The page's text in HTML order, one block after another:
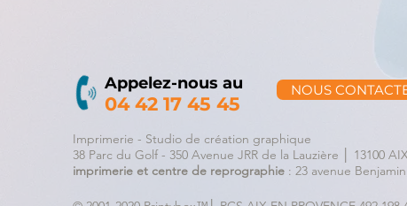
Appelez-nous au
04 42 17 45 45
NOUS
Imprimerie - Studio de création graphique
38 Parc du Golf - 350 Avenue JRR de la Lauzière │ 13100
imprimerie et centre de reprographie : 23 avenue